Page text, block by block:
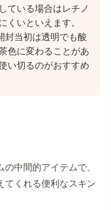
ている場合はレチノ
くいといえます。
封当初は透明でも酸
色に変わることがあ
い切るのがおすすめ
中間的アイテムで、
てくれる便利なスキン